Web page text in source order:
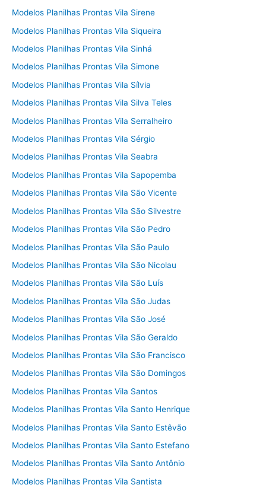
Modelos Planilhas Prontas Vila Sirene
Modelos Planilhas Prontas Vila Siqueira
Modelos Planilhas Prontas Vila Sinhá
Modelos Planilhas Prontas Vila Simone
Modelos Planilhas Prontas Vila Sílvia
Modelos Planilhas Prontas Vila Silva Teles
Modelos Planilhas Prontas Vila Serralheiro
Modelos Planilhas Prontas Vila Sérgio
Modelos Planilhas Prontas Vila Seabra
Modelos Planilhas Prontas Vila Sapopemba
Modelos Planilhas Prontas Vila São Vicente
Modelos Planilhas Prontas Vila São Silvestre
Modelos Planilhas Prontas Vila São Pedro
Modelos Planilhas Prontas Vila São Paulo
Modelos Planilhas Prontas Vila São Nicolau
Modelos Planilhas Prontas Vila São Luís
Modelos Planilhas Prontas Vila São Judas
Modelos Planilhas Prontas Vila São José
Modelos Planilhas Prontas Vila São Geraldo
Modelos Planilhas Prontas Vila São Francisco
Modelos Planilhas Prontas Vila São Domingos
Modelos Planilhas Prontas Vila Santos
Modelos Planilhas Prontas Vila Santo Henrique
Modelos Planilhas Prontas Vila Santo Estêvão
Modelos Planilhas Prontas Vila Santo Estefano
Modelos Planilhas Prontas Vila Santo Antônio
Modelos Planilhas Prontas Vila Santista